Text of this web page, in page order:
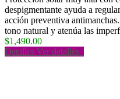
despigmentante ayuda a
acción preventiva
tono natural y atenúa las
$1,490.00
Detalles Ver detalles